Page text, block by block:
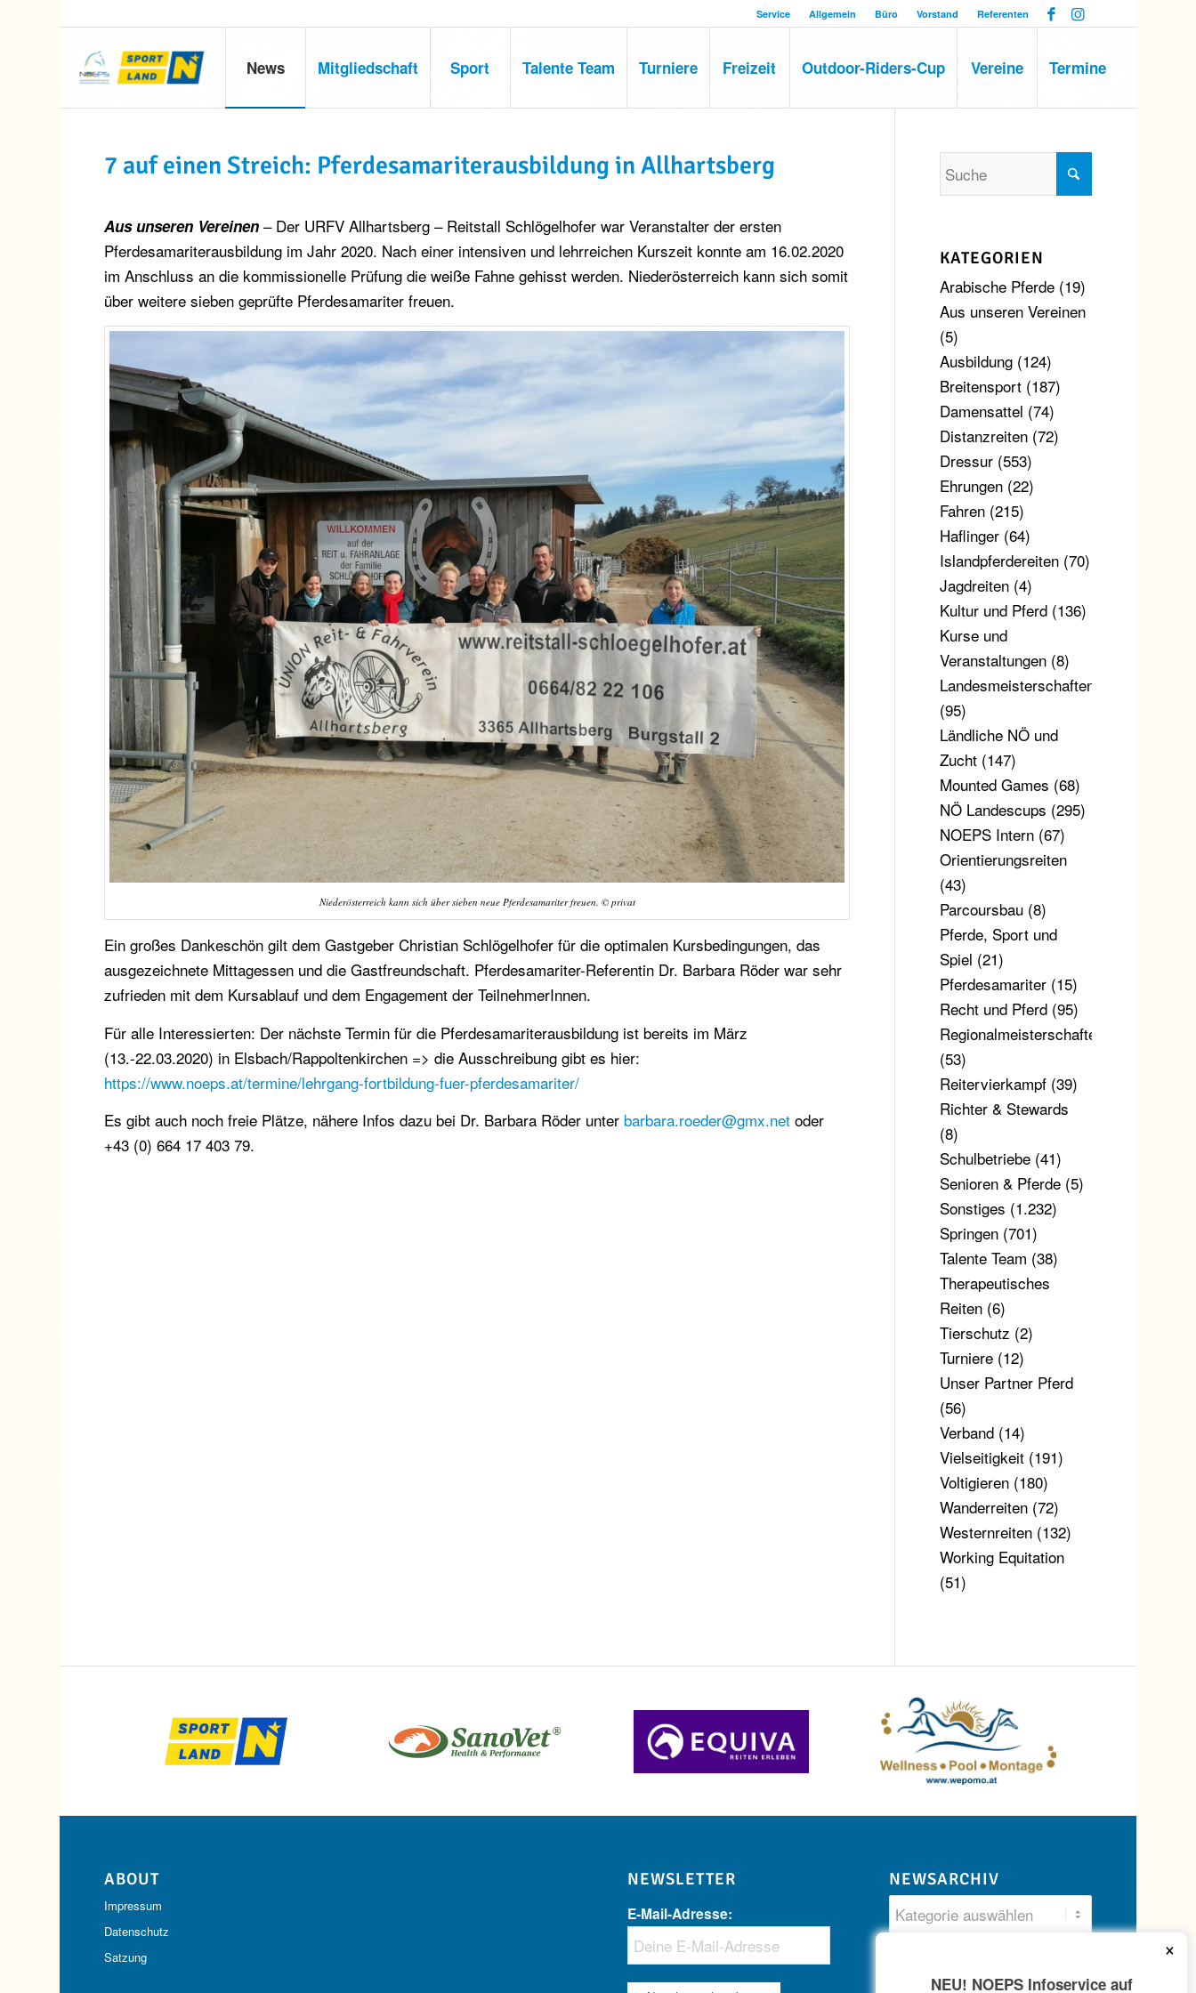
Service Allgemein Büro Vorstand Referenten
News Mitgliedschaft Sport Talente Team Turniere Freizeit Outdoor-Riders-Cup Vereine Termine
7 auf einen Streich: Pferdesamariterausbildung in Allhartsberg
Aus unseren Vereinen – Der URFV Allhartsberg – Reitstall Schlögelhofer war Veranstalter der ersten
Pferdesamariterausbildung im Jahr 2020. Nach einer intensiven und lehrreichen Kurszeit konnte am 16.02.2020
im Anschluss an die kommissionelle Prüfung die weiße Fahne gehisst werden. Niederösterreich kann sich somit
über weitere sieben geprüfte Pferdesamariter freuen.
Niederösterreich kann sich über sieben neue Pferdesamariter freuen. © privat
Ein großes Dankeschön gilt dem Gastgeber Christian Schlögelhofer für die optimalen Kursbedingungen, das
ausgezeichnete Mittagessen und die Gastfreundschaft. Pferdesamariter-Referentin Dr. Barbara Röder war sehr
zufrieden mit dem Kursablauf und dem Engagement der TeilnehmerInnen.
Für alle Interessierten: Der nächste Termin für die Pferdesamariterausbildung ist bereits im März
(13.-22.03.2020) in Elsbach/Rappoltenkirchen => die Ausschreibung gibt es hier:
https://www.noeps.at/termine/lehrgang-fortbildung-fuer-pferdesamariter/
Es gibt auch noch freie Plätze, nähere Infos dazu bei Dr. Barbara Röder unter barbara.roeder@gmx.net oder
+43 (0) 664 17 403 79.
KATEGORIEN
Arabische Pferde(19)
Aus unseren Vereinen
(5)
Ausbildung(124)
Breitensport(187)
Damensattel (74)
Distanzreiten(72)
Dressur(553)
Ehrungen(22)
Fahren(215)
Haflinger(64)
Islandpferdereiten(70)
Jagdreiten(4)
Kultur und Pferd(136)
Kurse und
Veranstaltungen(8)
Landesmeisterschaften
(95)
Ländliche NÖ und
Zucht(147)
Mounted Games (68)
NÖ Landescups (295)
NOEPS Intern(67)
Orientierungsreiten
(43)
Parcoursbau(8)
Pferde, Sport und
Spiel (21)
Pferdesamariter(15)
Recht und Pferd(95)
Regionalmeisterschaften
(53)
Reitervierkampf(39)
Richter & Stewards
(8)
Schulbetriebe(41)
Senioren & Pferde(5)
Sonstiges (1.232)
Springen(701)
Talente Team (38)
Therapeutisches
Reiten(6)
Tierschutz (2)
Turniere(12)
Unser Partner Pferd
(56)
Verband(14)
Vielseitigkeit(191)
Voltigieren(180)
Wanderreiten(72)
Westernreiten(132)
Working Equitation
(51)
ABOUT
Impressum
Datenschutz
Satzung
NEWSLETTER
E-Mail-Adresse:
NEWSARCHIV
×
NEU! NOEPS Infoservice auf